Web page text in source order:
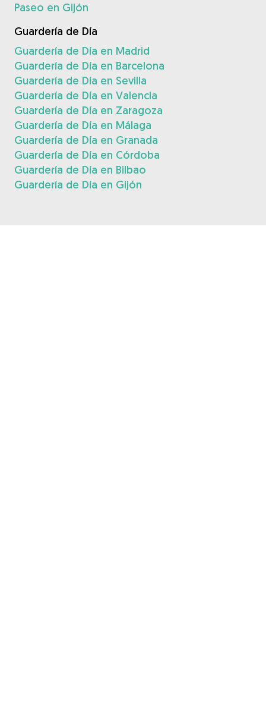
Paseo en Gijón
Guardería de Día
Guardería de Día en Madrid
Guardería de Día en Barcelona
Guardería de Día en Sevilla
Guardería de Día en Valencia
Guardería de Día en Zaragoza
Guardería de Día en Málaga
Guardería de Día en Granada
Guardería de Día en Córdoba
Guardería de Día en Bilbao
Guardería de Día en Gijón